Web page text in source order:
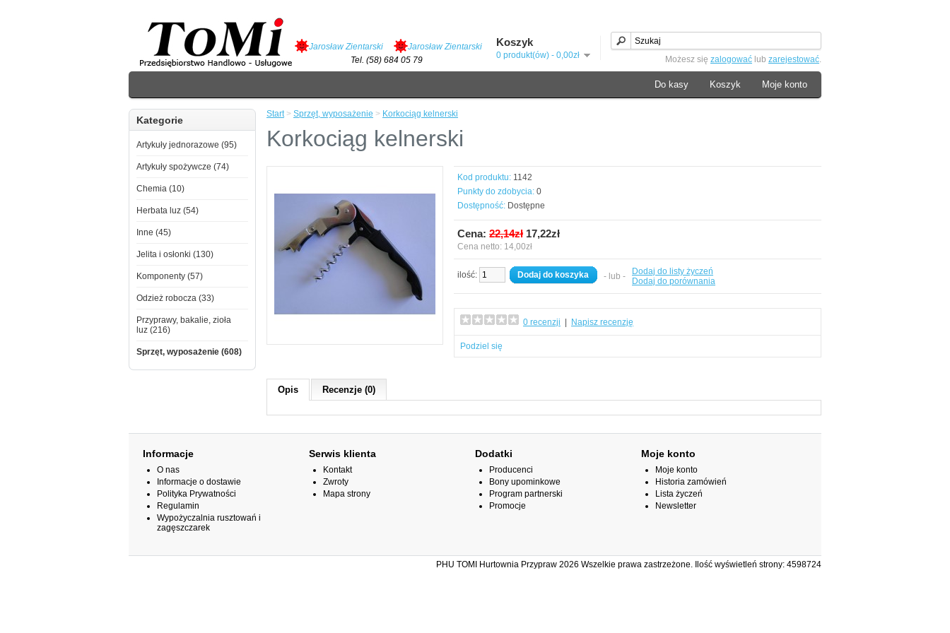
Jarosław Zientarski
Jarosław Zientarski
Tel. (58) 684 05 79
Koszyk
0 produkt(ów) - 0,00zł Możesz się zalogować lub zarejestować.
Moje konto
Koszyk
Do kasy
Kategorie
Artykuły jednorazowe (95)
Artykuły spożywcze (74)
Chemia (10)
Herbata luz (54)
Inne (45)
Jelita i osłonki (130)
Komponenty (57)
Odzież robocza (33)
Przyprawy, bakalie, zioła
luz (216)
Sprzęt, wyposażenie (608)
Start> Sprzęt, wyposażenie > Korkociąg kelnerski
Korkociąg kelnerski
Kod produktu: 1142
Punkty do zdobycia: 0
Dostępność: Dostępne
Cena: 22,14zł 17,22zł
Cena netto: 14,00zł
ilość: Dodaj do koszyka - lub -
Dodaj do listy życzeń
Dodaj do porównania
0 recenzji Napisz recenzję
Podziel się
Opis Recenzje (0)
Informacje
O nas
Informacje o dostawie
Polityka Prywatności
Regulamin
Wypożyczalnia rusztowań i
zagęszczarek
Serwis klienta
Kontakt
Zwroty
Mapa strony
Dodatki
Producenci
Bony upominkowe
Program partnerski
Promocje
Moje konto
Moje konto
Historia zamówień
Lista życzeń
Newsletter
PHU TOMI Hurtownia Przypraw 2026 Wszelkie prawa zastrzeżone. Ilość wyświetleń strony: 4598724